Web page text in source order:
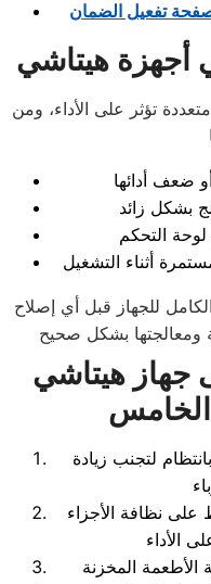
تفعيل الضمان
أجهزة هيتاشي
تؤثر على الأداء، ومن
للجهاز قبل أي إصلاح
جهاز هيتاشي
الخامس
لتجنب زيادة
نظافة الأجزاء